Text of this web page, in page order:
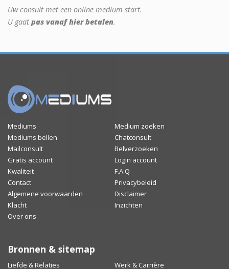
Uw consult met een online medium start.
U gaat pas vanaf hier betalen.
Mediums
Medium zoeken
Mediums bellen
Chatconsult
Mailconsult
Belverzoeken
Gratis account
Login account
Kwaliteit
F.A.Q
Contact
Privacybeleid
Algemene voorwaarden
Disclaimer
Klacht
Inzichten
Over ons
Bronnen & sitemap
Liefde & Relaties Werk & Carrière